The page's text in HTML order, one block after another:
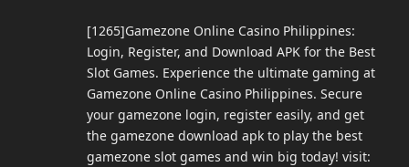
[1265]Gamezone Online Casino Philippines:
Login, Register, and Download APK for the Best
Slot Games. Experience the ultimate gaming at
Gamezone Online Casino Philippines. Secure
your gamezone login, register easily, and get
the gamezone download apk to play the best
gamezone slot games and win big today! visit: